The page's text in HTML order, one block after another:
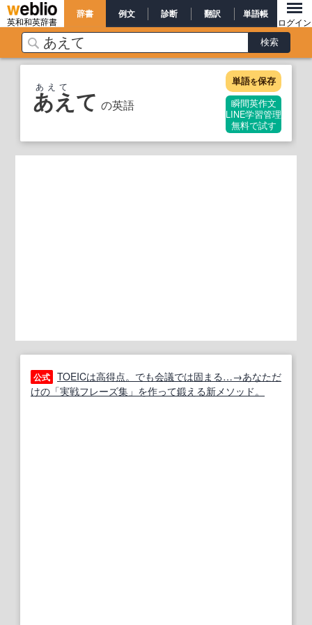
英和和英辞書
辞書 例文 診断 翻訳 単語帳
ログイン
あえて の英語
あえて 単語を保存
瞬間英作文
LINE学習管理
無料で試す
公式 TOEICは高得点。でも会議では固まる…→あなただ
けの「実戦フレーズ集」を作って鍛える新メソッド。